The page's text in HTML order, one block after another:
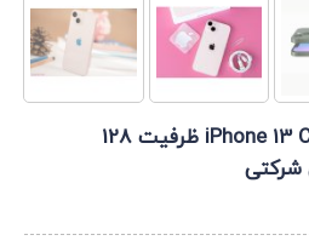
گوشی موبایل اپل مدل iPhone 13 CH ظرفیت 128
شرکتی